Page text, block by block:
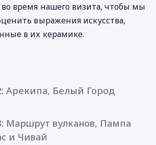
время нашего визита, чтобы мы
выражения искусства,
в их керамике.
Арекипа, Белый Город
Маршрут вулканов, Пампа
и Чивай